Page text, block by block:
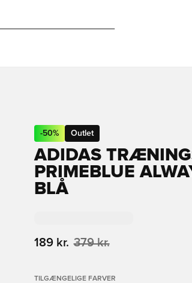
-50% Outlet
ADIDAS
PRIMEBLUE
BLÅ
189 kr. 379 kr.
TILGÆNGELIGE FARVER